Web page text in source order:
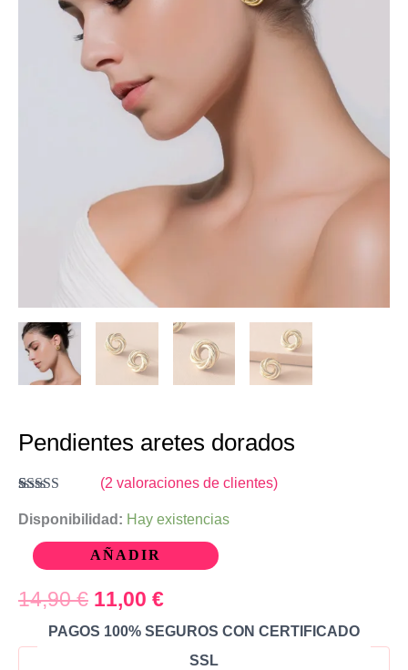
Pendientes aretes dorados
con3.50
base a
valoraciones
clientes
(2 valoraciones de clientes)
Disponibilidad: Hay existencias
AÑADIR
14,90€ 11,00 €
PAGOS 100% SEGUROS CON CERTIFICADO
SSL